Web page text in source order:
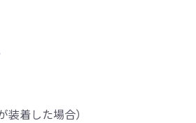
装着した場合）